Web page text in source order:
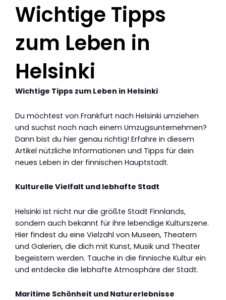
Wichtige Tipps
zum Leben in
Helsinki
Wichtige Tipps zum Leben in Helsinki
Du möchtest von Frankfurt nach Helsinki umziehen
und suchst noch nach einem Umzugsunternehmen?
Dann bist du hier genau richtig! Erfahre in diesem
Artikel nützliche Informationen und Tipps für dein
neues Leben in der finnischen Hauptstadt.
Kulturelle Vielfalt und lebhafte Stadt
Helsinki ist nicht nur die größte Stadt Finnlands,
sondern auch bekannt für ihre lebendige Kulturszene.
Hier findest du eine Vielzahl von Museen, Theatern
und Galerien, die dich mit Kunst, Musik und Theater
begeistern werden. Tauche in die finnische Kultur ein
und entdecke die lebhafte Atmosphäre der Stadt.
Maritime Schönheit und Naturerlebnisse